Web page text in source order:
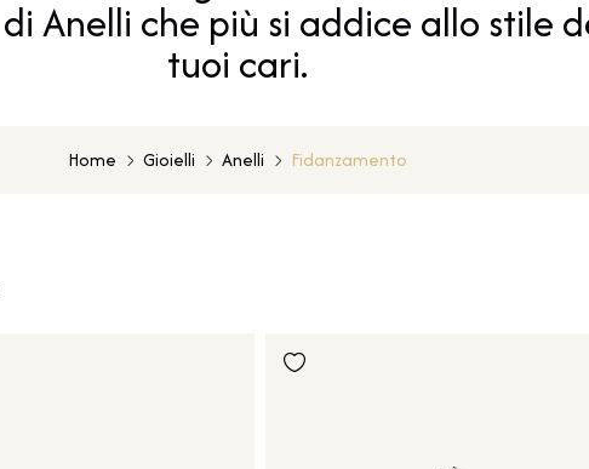
Anelli che più si addice allo stile
tuoi cari.
Home Gioielli Anelli Fidanzamento